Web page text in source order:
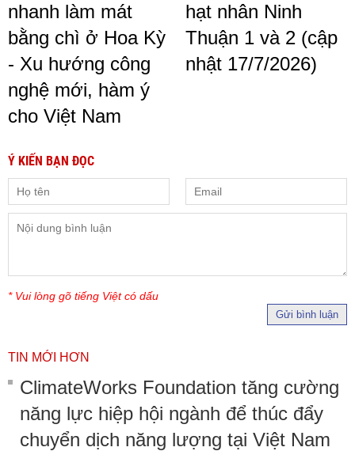
nhanh làm mát
bằng chì ở Hoa Kỳ
- Xu hướng công
nghệ mới, hàm ý
cho Việt Nam
hạt nhân Ninh
Thuận 1 và 2 (cập
nhật 17/7/2026)
Ý KIẾN BẠN ĐỌC
* Vui lòng gõ tiếng Việt có dấu
Gửi bình luận
TIN MỚI HƠN
ClimateWorks Foundation tăng cường
năng lực hiệp hội ngành để thúc đẩy
chuyển dịch năng lượng tại Việt Nam